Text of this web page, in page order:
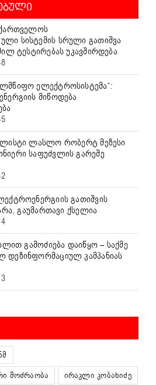
სისტემის სრული გათიშვა
ტესტირებას უკავშირდება
ელექტროსისტემა“:
მიწოდება
ლასლო რობერტ მეზესი
საფუძვლის გარეშე
გათიშვის
გაუმართავი ქსელია
გამოძიება დაიწყო – საქმე
დეზინფორმაციულ კამპანიას
მოძრაობა
ირაკლი კობახიძე